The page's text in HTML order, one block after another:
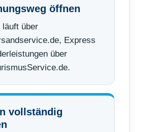
öffnen
läuft über
Express
über
vollständig